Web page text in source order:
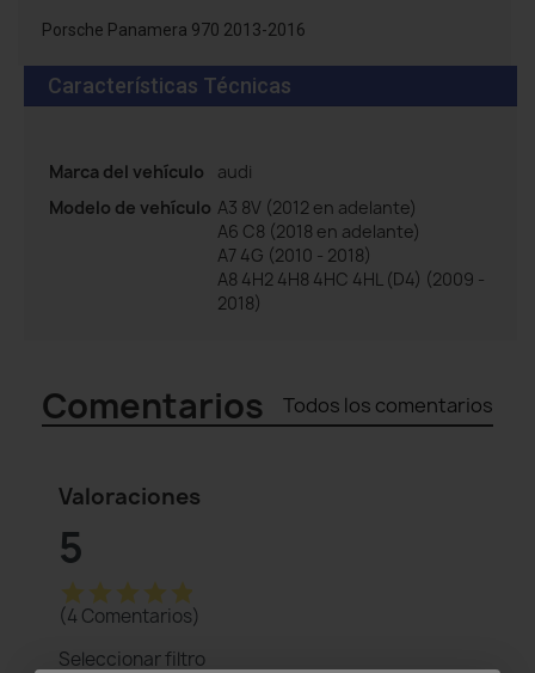
Porsche Panamera 970 2013-2016
Características Técnicas
Marca del vehículo
audi
Modelo de vehículo A3 8V (2012 en adelante)
A6 C8 (2018 en adelante)
A7 4G (2010 - 2018)
A8 4H2 4H8 4HC 4HL (D4) (2009 -
2018)
Comentarios Todos los comentarios
Valoraciones
5
star star star star star
(4 Comentarios)
Seleccionar filtro